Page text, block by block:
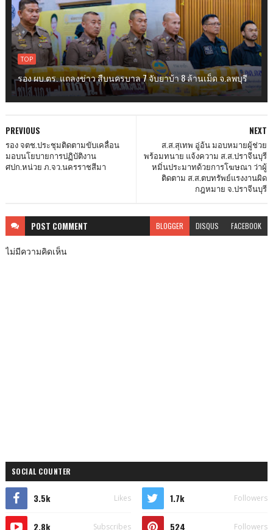
TOP
รอง ผบ.ตร. แถลงข่าว สืบนครบาล 7 จับยาบ้า 8 ล้านเม็ด จ.ลพบุรี
NEXT
ส.ส.สุเทพ อู่อ้น มอบหมายผู้ช่วย
พร้อมทนาย แจ้งความ ส.ส.ปราจีนบุรี
หมิ่นประมาทด้วยการโฆษณา ว่าผู้
ติดตาม ส.ส.ตบทรัพย์แรงงานผิด
กฎหมาย จ.ปราจีนบุรี
PREVIOUS
รอง จตช.ประชุมติดตามขับเคลื่อน
มอบนโยบายการปฏิบัติงาน
ศปก.หน่วย ภ.จว.นครราชสีมา
POST COMMENT BLOGGER DISQUS FACEBOOK
ไม่มีความคิดเห็น
SOCIAL COUNTER
3.5k Likes 1.7k Followers
2.8k Subscribes 524 Followers